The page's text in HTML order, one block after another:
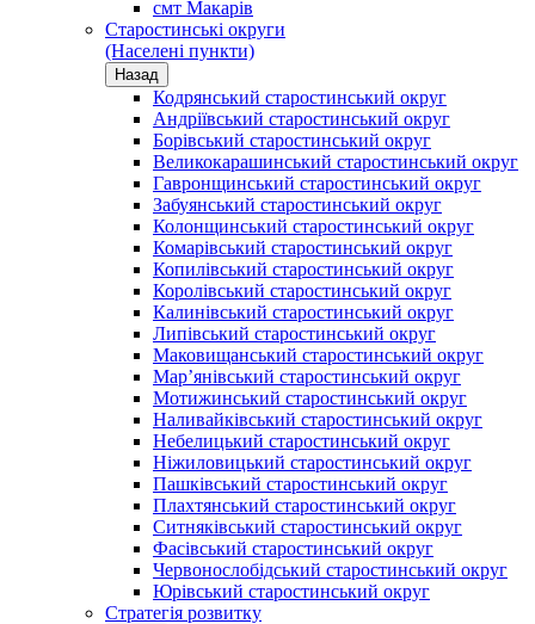
смт Макарів
Старостинські округи
(Населені пункти)
Назад
Кодрянський старостинський округ
Андріївський старостинський округ
Борівський старостинський округ
Великокарашинський старостинський округ
Гавронщинський старостинський округ
Забуянський старостинський округ
Колонщинський старостинський округ
Комарівський старостинський округ
Копилівський старостинський округ
Королівський старостинський округ
Калинівський старостинський округ
Липівський старостинський округ
Маковищанський старостинський округ
Мар’янівський старостинський округ
Мотижинський старостинський округ
Наливайківський старостинський округ
Небелицький старостинський округ
Ніжиловицький старостинський округ
Пашківський старостинський округ
Плахтянський старостинський округ
Ситняківський старостинський округ
Фасівський старостинський округ
Червонослобідський старостинський округ
Юрівський старостинський округ
Стратегія розвитку